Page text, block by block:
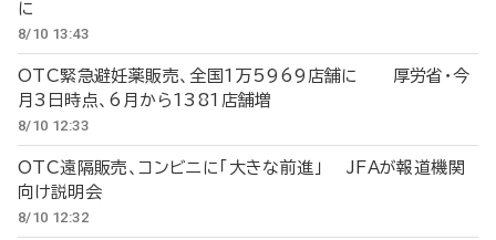
に
8/10 13:43
OTC緊急避妊薬販売、全国1万5969店舗に 厚労省・今
月3日時点、6月から1381店舗増
8/10 12:33
OTC遠隔販売、コンビニに「大きな前進」 JFAが報道機関
向け説明会
8/10 12:32